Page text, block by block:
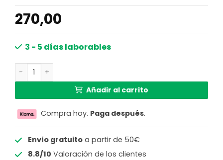
270,00
3 - 5 días laborables
Lámpara colgante beige con marco de bambú Light &
Añadir al carrito
Compra hoy. Paga después.
Envío gratuitoa partir de 50€
8.8/10 Valoración de los clientes